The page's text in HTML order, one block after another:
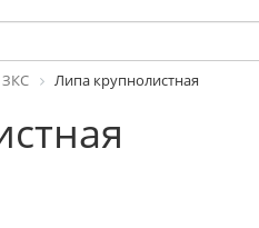
ЗКС Липа крупнолистная